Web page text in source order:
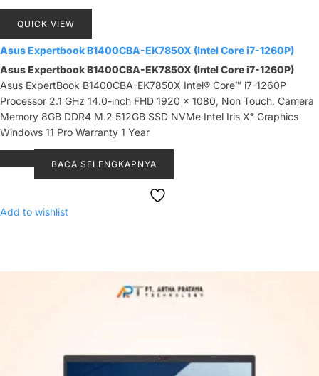
QUICK VIEW
Asus Expertbook B1400CBA-EK7850X (Intel Core i7-1260P)
Asus Expertbook B1400CBA-EK7850X (Intel Core i7-1260P)
Asus ExpertBook B1400CBA-EK7850X Intel® Core™ i7-1260P
Processor 2.1 GHz 14.0-inch FHD 1920 x 1080, Non Touch, Camera
Memory 8GB DDR4 M.2 512GB SSD NVMe Intel Iris Xᵉ Graphics
Windows 11 Pro Warranty 1 Year
BACA SELENGKAPNYA
Add to wishlist